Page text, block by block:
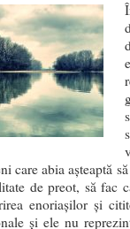
care abia așteaptă
de preot, să fac
enoriașilor și
și ele nu